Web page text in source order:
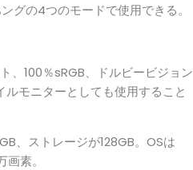
グの4つのモードで使用できる。
、100％sRGB、ドルビービジョン
モニターとしても使用すること
、ストレージが128GB。OSは
素。